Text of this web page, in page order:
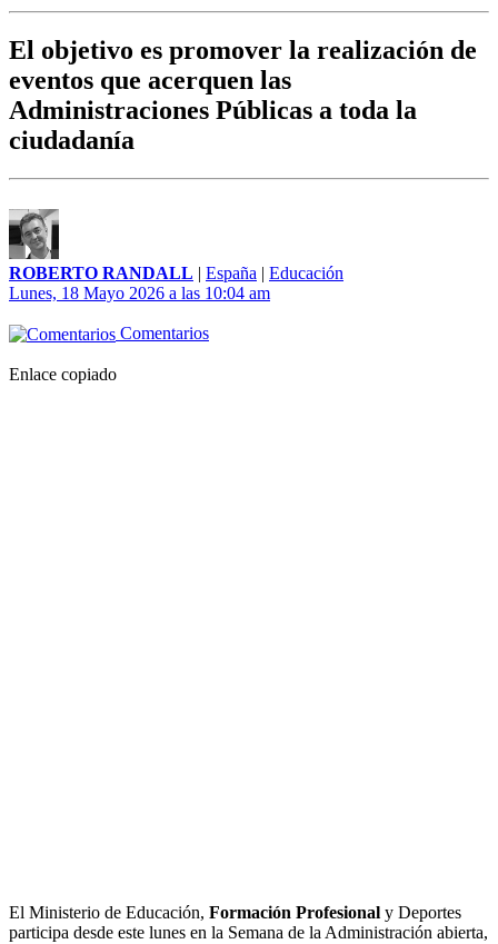
El objetivo es promover la realización de
eventos que acerquen las
Administraciones Públicas a toda la
ciudadanía
ROBERTO RANDALL | España | Educación
Lunes, 18 Mayo 2026 a las 10:04 am
Comentarios
Enlace copiado
El Ministerio de Educación, Formación Profesional y Deportes
participa desde este lunes en la Semana de la Administración abierta,